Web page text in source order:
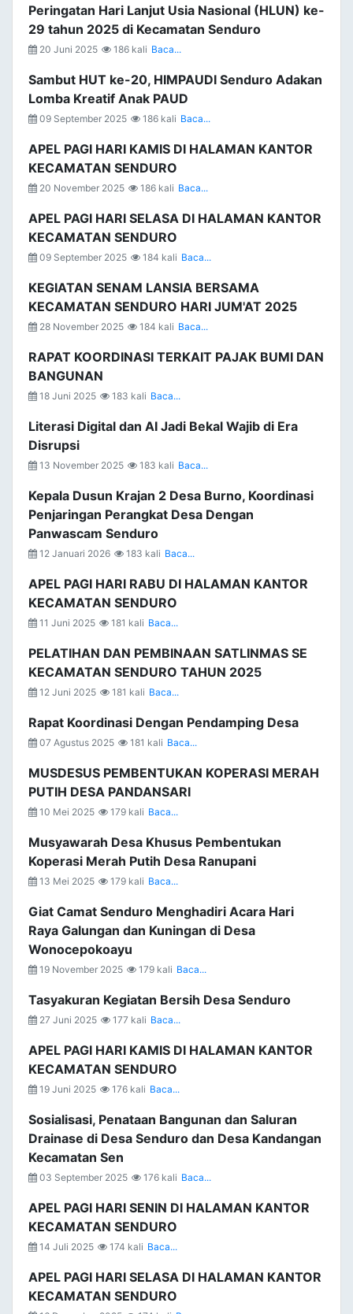
Peringatan Hari Lanjut Usia Nasional (HLUN) ke-
29 tahun 2025 di Kecamatan Senduro
20 Juni 2025 186 kali Baca...
Sambut HUT ke-20, HIMPAUDI Senduro Adakan
Lomba Kreatif Anak PAUD
09 September 2025 186 kali Baca...
APEL PAGI HARI KAMIS DI HALAMAN KANTOR
KECAMATAN SENDURO
20 November 2025 186 kali Baca...
APEL PAGI HARI SELASA DI HALAMAN KANTOR
KECAMATAN SENDURO
09 September 2025 184 kali Baca...
KEGIATAN SENAM LANSIA BERSAMA
KECAMATAN SENDURO HARI JUM'AT 2025
28 November 2025 184 kali Baca...
RAPAT KOORDINASI TERKAIT PAJAK BUMI DAN
BANGUNAN
18 Juni 2025 183 kali Baca...
Literasi Digital dan AI Jadi Bekal Wajib di Era
Disrupsi
13 November 2025 183 kali Baca...
Kepala Dusun Krajan 2 Desa Burno, Koordinasi
Penjaringan Perangkat Desa Dengan
Panwascam Senduro
12 Januari 2026 183 kali Baca...
APEL PAGI HARI RABU DI HALAMAN KANTOR
KECAMATAN SENDURO
11 Juni 2025 181 kali Baca...
PELATIHAN DAN PEMBINAAN SATLINMAS SE
KECAMATAN SENDURO TAHUN 2025
12 Juni 2025 181 kali Baca...
Rapat Koordinasi Dengan Pendamping Desa
07 Agustus 2025 181 kali Baca...
MUSDESUS PEMBENTUKAN KOPERASI MERAH
PUTIH DESA PANDANSARI
10 Mei 2025 179 kali Baca...
Musyawarah Desa Khusus Pembentukan
Koperasi Merah Putih Desa Ranupani
13 Mei 2025 179 kali Baca...
Giat Camat Senduro Menghadiri Acara Hari
Raya Galungan dan Kuningan di Desa
Wonocepokoayu
19 November 2025 179 kali Baca...
Tasyakuran Kegiatan Bersih Desa Senduro
27 Juni 2025 177 kali Baca...
APEL PAGI HARI KAMIS DI HALAMAN KANTOR
KECAMATAN SENDURO
19 Juni 2025 176 kali Baca...
Sosialisasi, Penataan Bangunan dan Saluran
Drainase di Desa Senduro dan Desa Kandangan
Kecamatan Sen
03 September 2025 176 kali Baca...
APEL PAGI HARI SENIN DI HALAMAN KANTOR
KECAMATAN SENDURO
14 Juli 2025 174 kali Baca...
APEL PAGI HARI SELASA DI HALAMAN KANTOR
KECAMATAN SENDURO